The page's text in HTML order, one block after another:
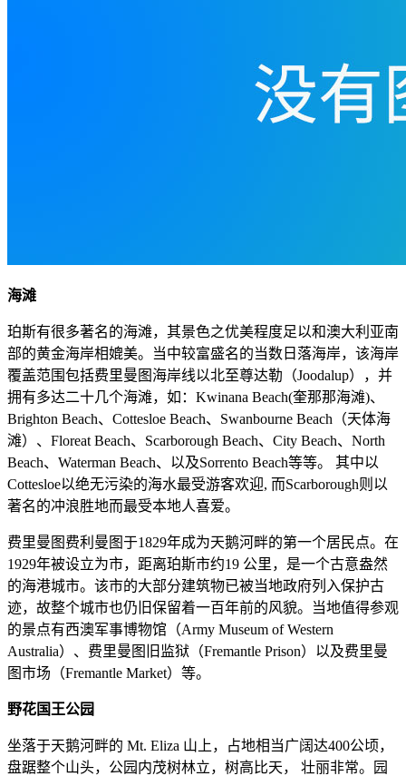
海滩
珀斯有很多著名的海滩，其景色之优美程度足以和澳大利亚南
部的黄金海岸相媲美。当中较富盛名的当数日落海岸，该海岸
覆盖范围包括费里曼图海岸线以北至尊达勒（Joodalup），并
拥有多达二十几个海滩，如：Kwinana Beach(奎那那海滩)、
Brighton Beach、Cottesloe Beach、Swanbourne Beach（天体海
滩）、Floreat Beach、Scarborough Beach、City Beach、North
Beach、Waterman Beach、以及Sorrento Beach等等。 其中以
Cottesloe以绝无污染的海水最受游客欢迎, 而Scarborough则以
著名的冲浪胜地而最受本地人喜爱。
费里曼图费利曼图于1829年成为天鹅河畔的第一个居民点。在
1929年被设立为市，距离珀斯市约19 公里，是一个古意盎然
的海港城市。该市的大部分建筑物已被当地政府列入保护古
迹，故整个城市也仍旧保留着一百年前的风貌。当地值得参观
的景点有西澳军事博物馆（Army Museum of Western
Australia）、费里曼图旧监狱（Fremantle Prison）以及费里曼
图市场（Fremantle Market）等。
野花国王公园
坐落于天鹅河畔的 Mt. Eliza 山上，占地相当广阔达400公顷，
盘踞整个山头，公园内茂树林立，树高比天， 壮丽非常。园